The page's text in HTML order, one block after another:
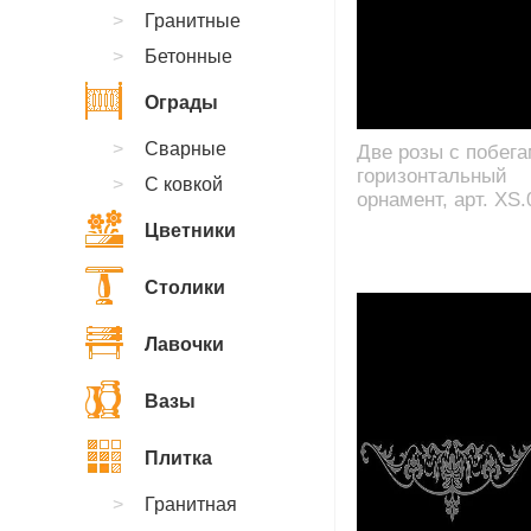
Две розы с
горизонтальный
орнамент, арт.
Гранитные
Бетонные
Ограды
Сварные
С ковкой
Цветники
Столики
Лавочки
Вазы
Плитка
Гранитная